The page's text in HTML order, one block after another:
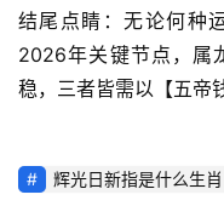
结尾点睛：无论何种
2026年关键节点，属
稳，三者皆需以【五帝
辉光日新指是什么生肖